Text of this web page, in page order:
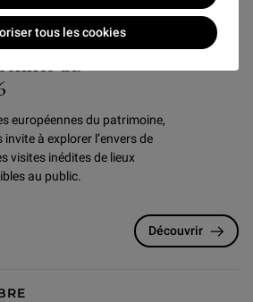
tous les cookies
du
européennes du patrimoine,
à explorer l’envers de
visites inédites de lieux
au public.
Découvrir